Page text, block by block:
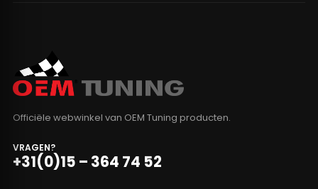
Officiële webwinkel van OEM Tuning producten.
VRAGEN?
+31(0)15 – 364 74 52